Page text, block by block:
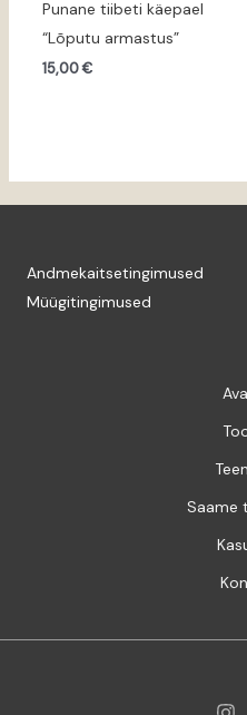
Punane tiibeti käepael
“Lõputu armastus”
15,00€
Andmekaitsetingimused
Müügitingimused
Saame